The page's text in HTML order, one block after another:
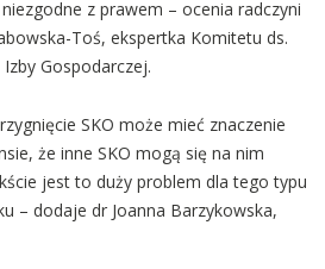
z prawem – ocenia radczyni
Toś, ekspertka Komitetu ds.
Gospodarczej.
SKO może mieć znaczenie
że inne SKO mogą się na nim
jest to duży problem dla tego typu
– dodaje dr Joanna Barzykowska,